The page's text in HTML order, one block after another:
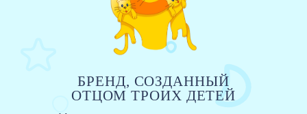
БРЕНД, СОЗДАННЫЙ
ОТЦОМ ТРОИХ ДЕТЕЙ